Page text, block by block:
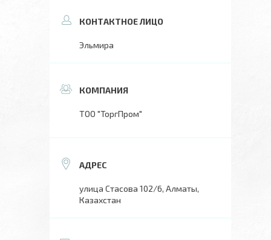
Эльмира
ТОО "ТоргПром"
улица Стасова 102/6, Алматы,
Казахстан